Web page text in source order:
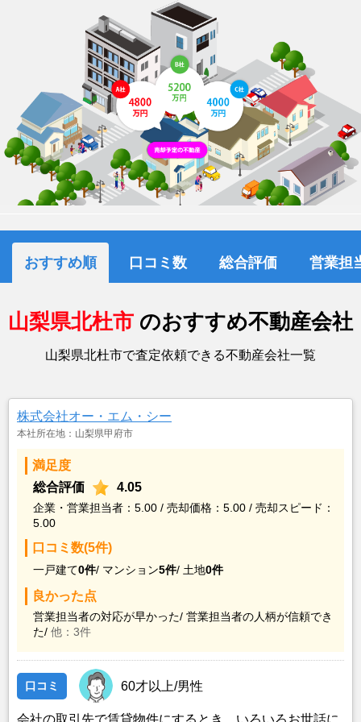
おすすめ順 口コミ数 総合評価 営業担
山梨県北杜市 のおすすめ不動産会社
山梨県北杜市で査定依頼できる不動産会社一覧
株式会社オー・エム・シー
本社所在地：山梨県甲府市
満足度
総合評価
4.05
企業・営業担当者：5.00 / 売却価格：5.00 / 売却スピード：
5.00
口コミ数(5件)
一戸建て0件/ マンション5件/ 土地0件
良かった点
営業担当者の対応が早かった/ 営業担当者の人柄が信頼でき
た/ 他：3件
口コミ 60才以上/男性